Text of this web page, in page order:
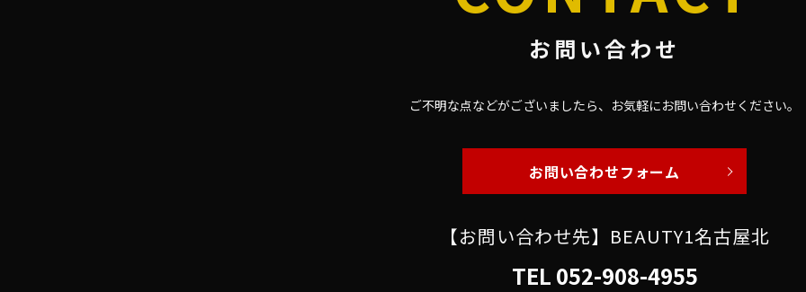
お問い合わせ
ご不明な点などがございましたら、 お気軽にお問い合わせください。
お問い合わせフォーム
【お問い合わせ先】BEAUTY1名古屋北
TEL 052-908-4955